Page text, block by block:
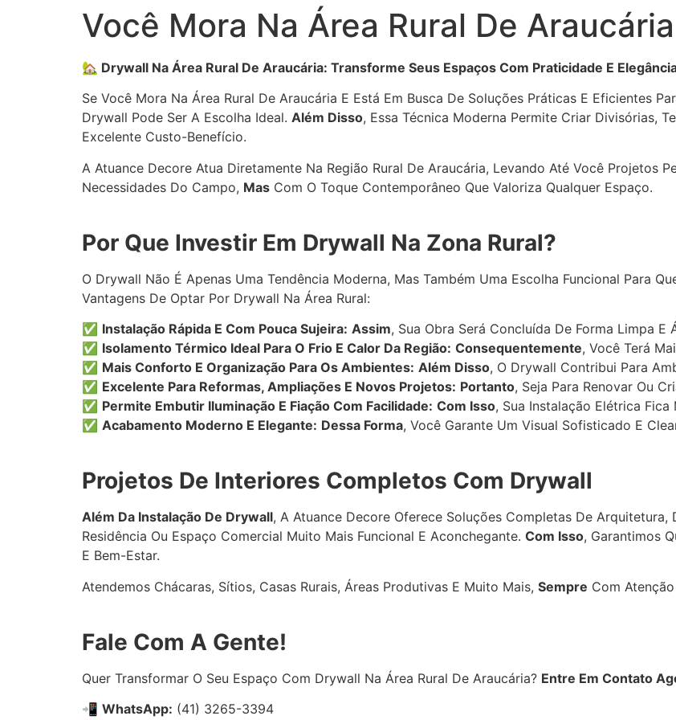
Você Mora Na Área Rural De
🏡 Drywall Na Área Rural De Araucária: Transforme Seus Espaços Com Praticidade E
Se Você Mora Na Área Rural De Araucária E Está Em Busca De Soluções Práticas E Eficientes
Drywall Pode Ser A Escolha Ideal. Além Disso, Essa Técnica Moderna Permite Criar Divisórias,
Excelente Custo-Benefício.
A Atuance Decore Atua Diretamente Na Região Rural De Araucária, Levando Até Você Projetos
Necessidades Do Campo, Mas Com O Toque Contemporâneo Que Valoriza Qualquer Espaço.
Por Que Investir Em Drywall Na Zona Rural?
O Drywall Não É Apenas Uma Tendência Moderna, Mas Também Uma Escolha Funcional Para
Vantagens De Optar Por Drywall Na Área Rural:
✅ Instalação Rápida E Com Pouca Sujeira: Assim, Sua Obra Será Concluída De Forma Limpa E
✅ Isolamento Térmico Ideal Para O Frio E Calor Da Região: Consequentemente, Você Terá
✅ Mais Conforto E Organização Para Os Ambientes: Além Disso, O Drywall Contribui Para
✅ Excelente Para Reformas, Ampliações E Novos Projetos: Portanto, Seja Para Renovar Ou
✅ Permite Embutir Iluminação E Fiação Com Facilidade: Com Isso, Sua Instalação Elétrica
✅ Acabamento Moderno E Elegante: Dessa Forma, Você Garante Um Visual Sofisticado E
Projetos De Interiores Completos Com Drywall
Além Da Instalação De Drywall, A Atuance Decore Oferece Soluções Completas De Arquitetura,
Residência Ou Espaço Comercial Muito Mais Funcional E Aconchegante. Com Isso, Garantimos
E Bem-Estar.
Atendemos Chácaras, Sítios, Casas Rurais, Áreas Produtivas E Muito Mais, Sempre Com
Fale Com A Gente!
Quer Transformar O Seu Espaço Com Drywall Na Área Rural De Araucária? Entre Em Contato
📲 WhatsApp: (41) 3265-3394